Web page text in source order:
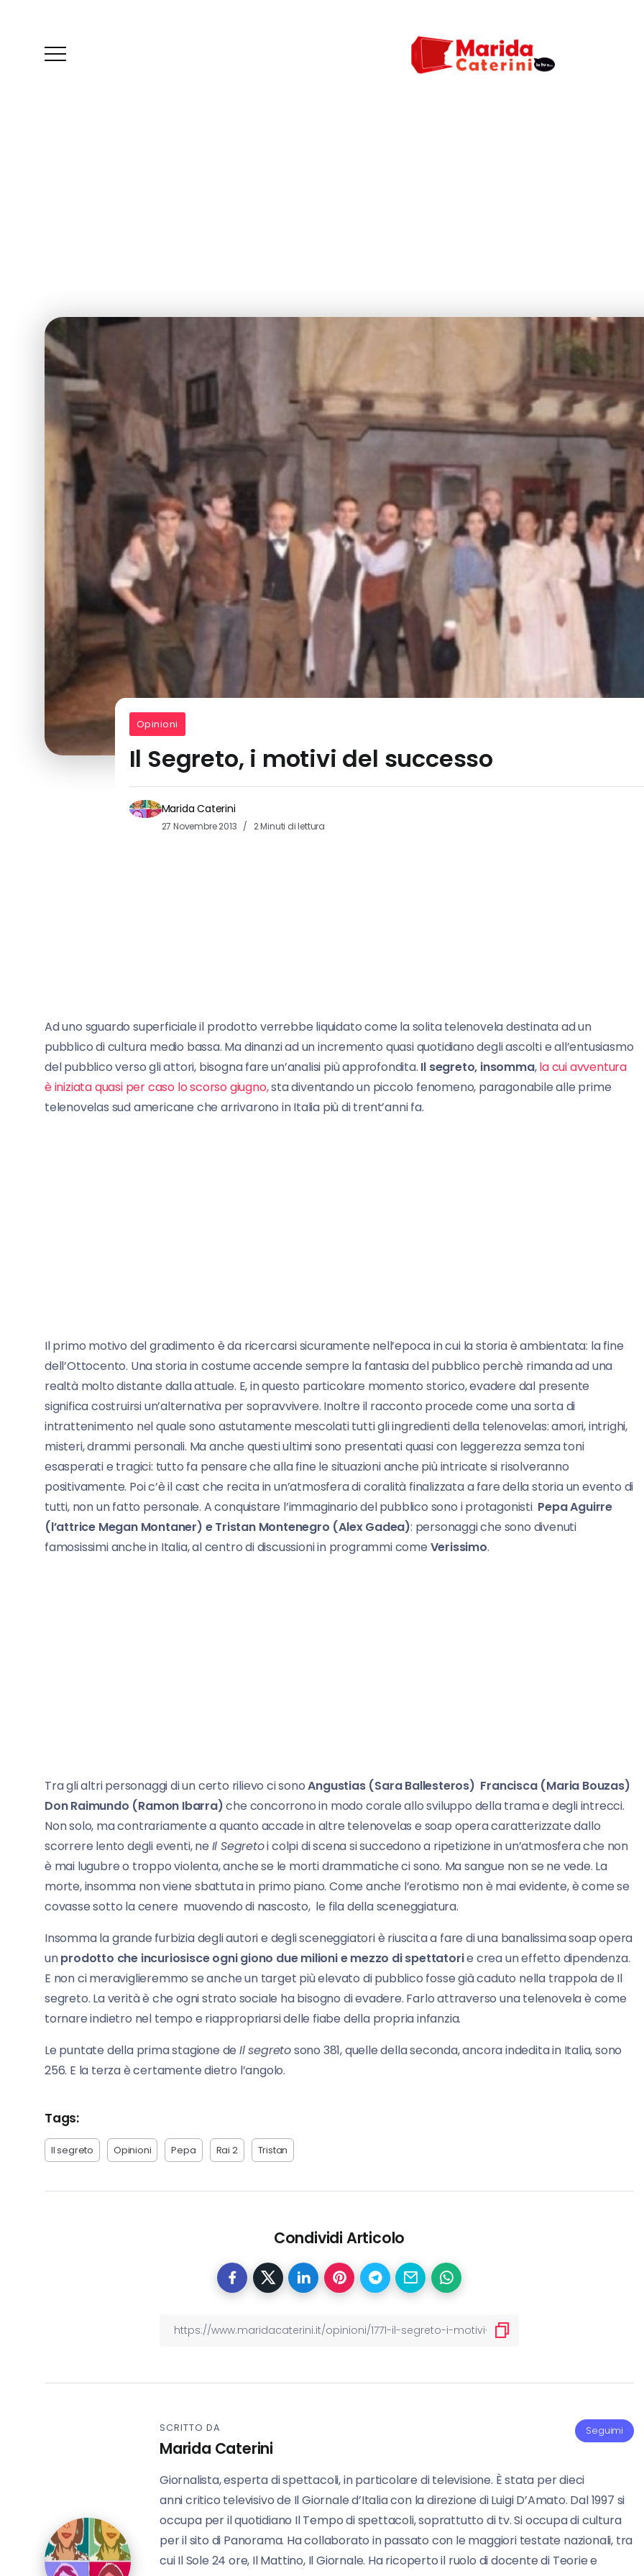
Opinioni
Il Segreto, i motivi del successo
Marida Caterini
27 Novembre 2013 2 Minuti di lettura
Ad uno sguardo superficiale il prodotto verrebbe liquidato come la solita telenovela destinata ad un
pubblico di cultura medio bassa. Ma dinanzi ad un incremento quasi quotidiano degli ascolti e all’entusiasmo
del pubblico verso gli attori, bisogna fare un’analisi più approfondita. Il segreto, insomma,la cui avventura
è iniziata quasi per caso lo scorso giugno,sta diventando un piccolo fenomeno, paragonabile alle prime
telenovelas sud americane che arrivarono in Italia più di trent’anni fa.
Il primo motivo del gradimento è da ricercarsi sicuramente nell’epoca in cui la storia è ambientata: la fine
dell’Ottocento. Una storia in costume accende sempre la fantasia del pubblico perchè rimanda ad una
realtà molto distante dalla attuale. E, in questo particolare momento storico, evadere dal presente
significa costruirsi un’alternativa per sopravvivere. Inoltre il racconto procede come una sorta di
intrattenimento nel quale sono astutamente mescolati tutti gli ingredienti della telenovelas: amori, intrighi,
misteri, drammi personali. Ma anche questi ultimi sono presentati quasi con leggerezza semza toni
esasperati e tragici: tutto fa pensare che alla fine le situazioni anche più intricate si risolveranno
positivamente. Poi c’è il cast che recita in un’atmosfera di coralità finalizzata a fare della storia un evento di
tutti, non un fatto personale. A conquistare l’immaginario del pubblico sono i protagonisti Pepa Aguirre
(l’attrice Megan Montaner) e Tristan Montenegro (Alex Gadea): personaggi che sono divenuti
famosissimi anche in Italia, al centro di discussioni in programmi come Verissimo.
Tra gli altri personaggi di un certo rilievo ci sonoAngustias (Sara Ballesteros) Francisca (Maria Bouzas)
Don Raimundo (Ramon Ibarra)che concorrono in modo corale allo sviluppo della trama e degli intrecci.
Non solo, ma contrariamente a quanto accade in altre telenovelas e soap opera caratterizzate dallo
scorrere lento degli eventi, ne Il Segretoi colpi di scena si succedono a ripetizione in un’atmosfera che non
è mai lugubre o troppo violenta, anche se le morti drammatiche ci sono. Ma sangue non se ne vede. La
morte, insomma non viene sbattuta in primo piano. Come anche l’erotismo non è mai evidente, è come se
covasse sotto la cenere muovendo di nascosto, le fila della sceneggiatura.
Insomma la grande furbizia degli autori e degli sceneggiatori è riuscita a fare di una banalissima soap opera
unprodotto che incuriosisce ogni giono due milioni e mezzo di spettatorie crea un effetto dipendenza.
E non ci meraviglieremmo se anche un target più elevato di pubblico fosse già caduto nella trappola de Il
segreto. La verità è che ogni strato sociale ha bisogno di evadere. Farlo attraverso una telenovela è come
tornare indietro nel tempo e riappropriarsi delle fiabe della propria infanzia.
Le puntate della prima stagione de Il segretosono 381, quelle della seconda, ancora indedita in Italia, sono
256. E la terza è certamente dietro l’angolo.
Tags:
Il segreto Opinioni Pepa Rai 2 Tristan
Condividi Articolo
Seguimi
SCRITTO DA
Marida Caterini
Giornalista, esperta di spettacoli, in particolare di televisione. È stata per dieci
anni critico televisivo de Il Giornale d’Italia con la direzione di Luigi D’Amato. Dal 1997 si
occupa per il quotidiano Il Tempo di spettacoli, soprattutto di tv. Si occupa di cultura
per il sito di Panorama. Ha collaborato in passato con le maggiori testate nazionali, tra
cui Il Sole 24 ore, Il Mattino, Il Giornale. Ha ricoperto il ruolo di docente di Teorie e